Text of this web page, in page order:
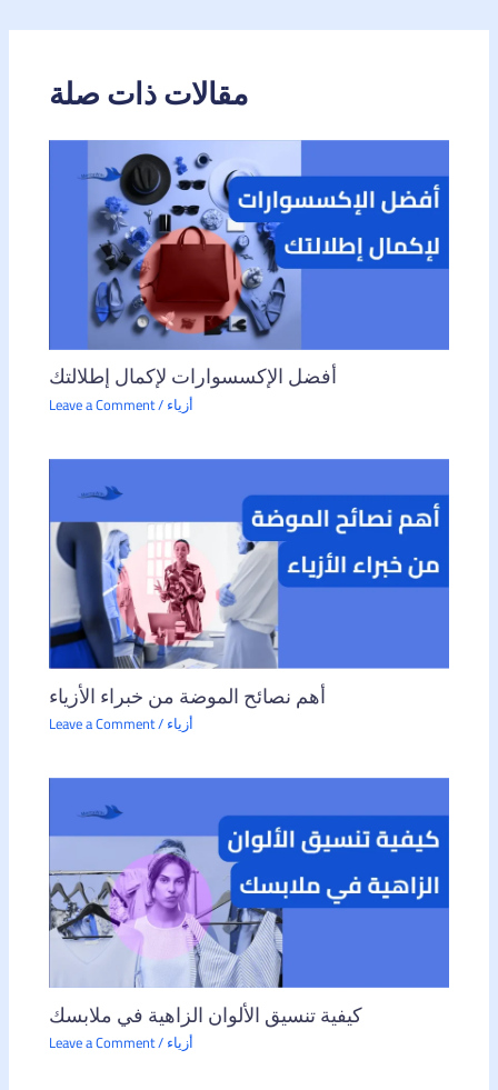
مقالات ذات صلة
أفضل الإكسسوارات لإكمال إطلالتك
Leave a Comment/أزياء
أهم نصائح الموضة من خبراء الأزياء
Leave a Comment/أزياء
كيفية تنسيق الألوان الزاهية في ملابسك
Leave a Comment/أزياء